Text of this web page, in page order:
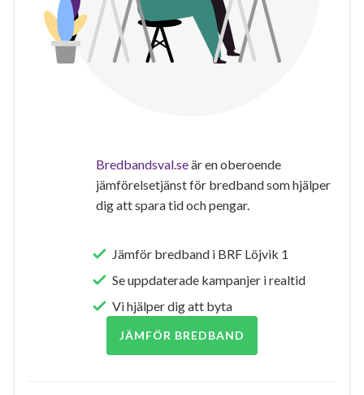
Bredbandsval.seär en oberoende
jämförelsetjänst för bredband som hjälper
dig att spara tid och pengar.
Jämför bredband i BRF Löjvik 1
Se uppdaterade kampanjer i realtid
Vi hjälper dig att byta
JÄMFÖR BREDBAND